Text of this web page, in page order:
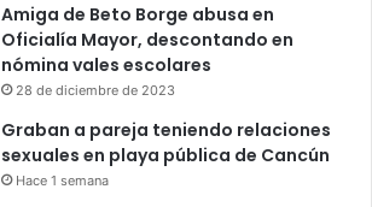
Amiga de Beto Borge abusa en
Oficialía Mayor, descontando en
nómina vales escolares
28 de diciembre de 2023
Graban a pareja teniendo relaciones
sexuales en playa pública de Cancún
Hace 1 semana